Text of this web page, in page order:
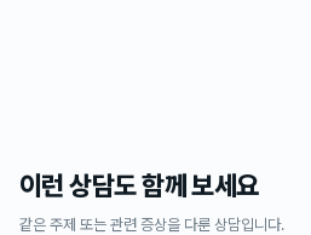
이런 상담도 함께 보세요
같은 주제 또는 관련 증상을 다룬 상담입니다.